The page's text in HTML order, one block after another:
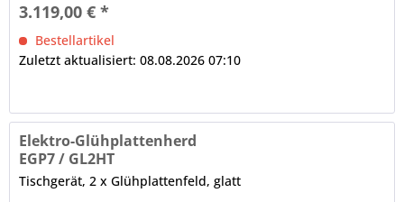
3.119,00 € *
Bestellartikel
Zuletzt aktualisiert: 08.08.2026 07:10
Elektro-Glühplattenherd
EGP7 / GL2HT
Tischgerät, 2 x Glühplattenfeld, glatt